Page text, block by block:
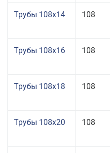
Трубы 108x14 108
Трубы 108x16 108
Трубы 108x18 108
Трубы 108x20 108